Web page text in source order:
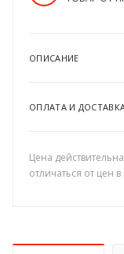
ОПИСАНИЕ
ОПЛАТА И
Цена
отличаться от цен